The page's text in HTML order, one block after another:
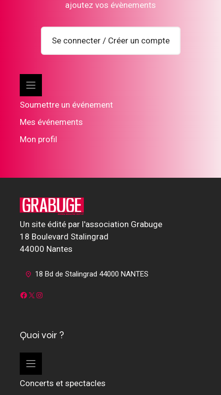
ajoutez vos évènements
Se connecter / Créer un compte
Soumettre un événement
Mes événements
Mon profil
Un site édité par l'association Grabuge
18 Boulevard Stalingrad
44000 Nantes
18 Bd de Stalingrad 44000 NANTES
Facebook
X Instagram
Quoi voir ?
Concerts et spectacles